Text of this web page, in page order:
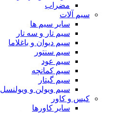
مضراب
سیم آلات
سایر سیم ها
سیم تار و سه تار
سیم دیوان و باغلاما
سیم سنتور
سیم عود
سیم کمانچه
سیم گیتار
سیم ویولن و ویولنسل
کیس و کاور
سایر کاورها